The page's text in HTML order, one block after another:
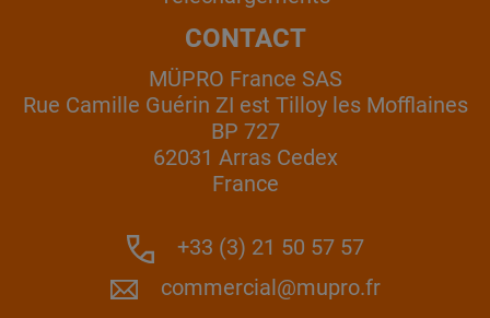
CONTACT
MÜPRO France SAS
Rue Camille Guérin ZI est Tilloy les Mofflaines
BP 727
62031 Arras Cedex
France
+33 (3) 21 50 57 57
commercial@mupro.fr